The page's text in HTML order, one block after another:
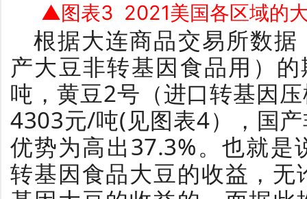
▲图表3 2021美国各区域的
根据大连商品交易所数
产大豆非转基因食品用）
吨，黄豆2号（进口转基因
4303元/吨(见图表4），国
优势为高出37.3%。也就是
转基因食品大豆的收益，